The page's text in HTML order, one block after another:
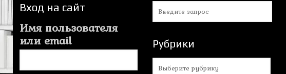
Вход на сайт
Имя пользователя
или email Рубрики
Рубрики